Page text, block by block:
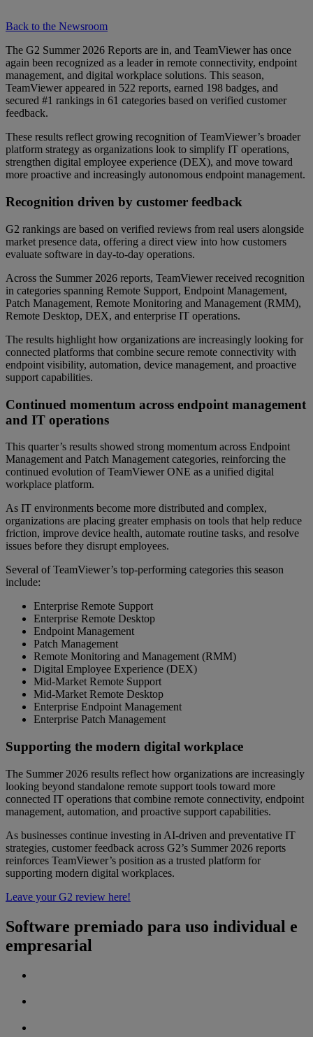
Back to the Newsroom
The G2 Summer 2026 Reports are in, and TeamViewer has once
again been recognized as a leader in remote connectivity, endpoint
management, and digital workplace solutions. This season,
TeamViewer appeared in 522 reports, earned 198 badges, and
secured #1 rankings in 61 categories based on verified customer
feedback.
These results reflect growing recognition of TeamViewer’s broader
platform strategy as organizations look to simplify IT operations,
strengthen digital employee experience (DEX), and move toward
more proactive and increasingly autonomous endpoint management.
Recognition driven by customer feedback
G2 rankings are based on verified reviews from real users alongside
market presence data, offering a direct view into how customers
evaluate software in day-to-day operations.
Across the Summer 2026 reports, TeamViewer received recognition
in categories spanning Remote Support, Endpoint Management,
Patch Management, Remote Monitoring and Management (RMM),
Remote Desktop, DEX, and enterprise IT operations.
The results highlight how organizations are increasingly looking for
connected platforms that combine secure remote connectivity with
endpoint visibility, automation, device management, and proactive
support capabilities.
Continued momentum across endpoint management
and IT operations
This quarter’s results showed strong momentum across Endpoint
Management and Patch Management categories, reinforcing the
continued evolution of TeamViewer ONE as a unified digital
workplace platform.
As IT environments become more distributed and complex,
organizations are placing greater emphasis on tools that help reduce
friction, improve device health, automate routine tasks, and resolve
issues before they disrupt employees.
Several of TeamViewer’s top-performing categories this season
include:
Enterprise Remote Support
Enterprise Remote Desktop
Endpoint Management
Patch Management
Remote Monitoring and Management (RMM)
Digital Employee Experience (DEX)
Mid-Market Remote Support
Mid-Market Remote Desktop
Enterprise Endpoint Management
Enterprise Patch Management
Supporting the modern digital workplace
The Summer 2026 results reflect how organizations are increasingly
looking beyond standalone remote support tools toward more
connected IT operations that combine remote connectivity, endpoint
management, automation, and proactive support capabilities.
As businesses continue investing in AI-driven and preventative IT
strategies, customer feedback across G2’s Summer 2026 reports
reinforces TeamViewer’s position as a trusted platform for
supporting modern digital workplaces.
Leave your G2 review here!
Software premiado para uso individual e
empresarial